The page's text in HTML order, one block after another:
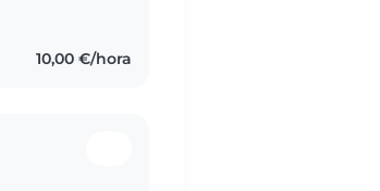
10,00 €/hora